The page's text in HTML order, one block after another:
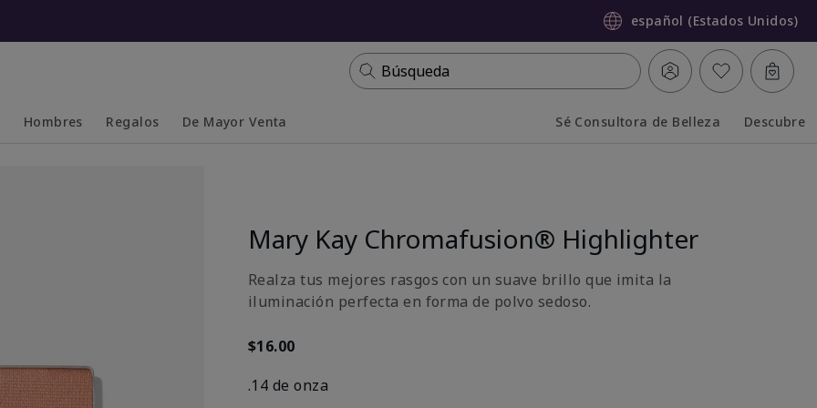
español (Estados Unidos)
Búsqueda
Hombres Regalos De Mayor Venta Sé Consultora de Belleza Descubre
Mary Kay Chromafusion® Highlighter
Realza tus mejores rasgos con un suave brillo que imita la
iluminación perfecta en forma de polvo sedoso.
$16.00
.14 de onza